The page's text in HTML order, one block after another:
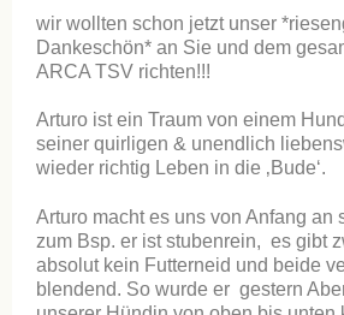
wir wollten schon jetzt unser
Dankeschön* an Sie und dem
ARCA TSV richten!!!
Arturo ist ein Traum von einem
seiner quirligen & unendlich
wieder richtig Leben in die ‚Bude‘.
Arturo macht es uns von Anfang an
zum Bsp. er ist stubenrein, es gibt
absolut kein Futterneid und beide
blendend. So wurde er gestern